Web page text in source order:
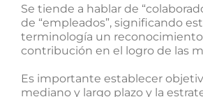
Se tiende a hablar de
de “empleados”, significando
terminología un reconocimiento
contribución en el logro de las
Es importante establecer
mediano y largo plazo y la